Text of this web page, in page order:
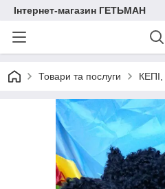
Інтернет-магазин ГЕТЬМАН
Товари та послуги